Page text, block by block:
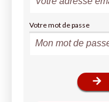
Votre mot de passe